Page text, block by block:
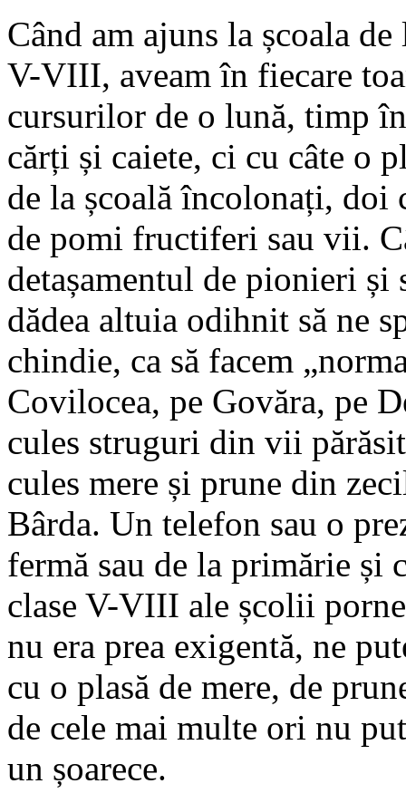
Când am ajuns la școala
V-VIII, aveam în fiecare
cursurilor de o lună, timp
cărți și caiete, ci cu câte o
de la școală încolonați, doi
de pomi fructiferi sau vii.
detașamentul de pionieri
dădea altuia odihnit să ne
chindie, ca să facem
Covilocea, pe Govăra, pe
cules struguri din vii
cules mere și prune din
Bârda. Un telefon sau o
fermă sau de la primărie și
clase V-VIII ale școlii
nu era prea exigentă, ne
cu o plasă de mere, de
de cele mai multe ori nu
un șoarece.